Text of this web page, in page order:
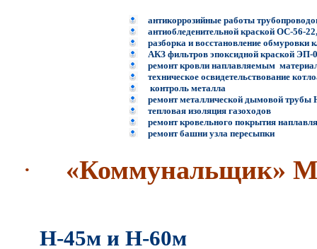
антикоррозийные работы
антиобледенительной краской ОС-56-
разборка и восстановление обмуровки
АКЗ фильтров эпоксидной краской ЭП-
ремонт кровли наплавляемым
техническое освидетельствование
контроль металла
ремонт металлической дымовой трубы
тепловая изоляция газоходов
ремонт кровельного покрытия
ремонт башни узла пересыпки
· «Коммунальщик»
Н-45м и Н-60м